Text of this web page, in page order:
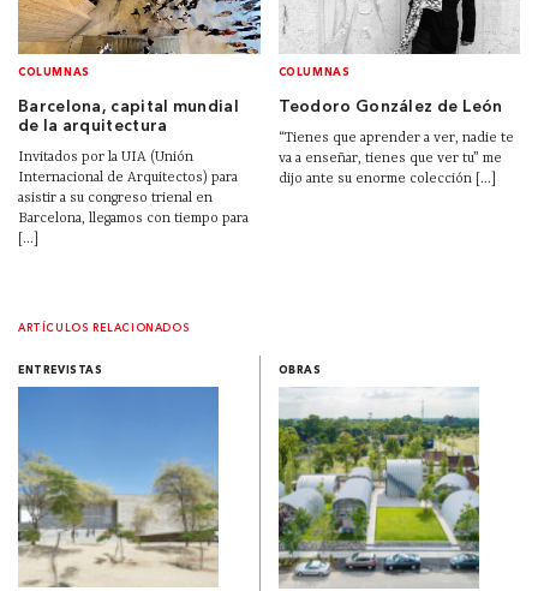
COLUMNAS
Barcelona, capital mundial
de la arquitectura
Invitados por la UIA (Unión
Internacional de Arquitectos) para
asistir a su congreso trienal en
Barcelona, llegamos con tiempo para
[...]
COLUMNAS
Teodoro González de León
“Tienes que aprender a ver, nadie te
va a enseñar, tienes que ver tu” me
dijo ante su enorme colección [...]
ARTÍCULOS RELACIONADOS
ENTREVISTAS OBRAS